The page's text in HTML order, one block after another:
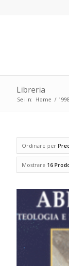
Libreria
Sei in: Home / 1998
Ordinare per
Mostrare 16